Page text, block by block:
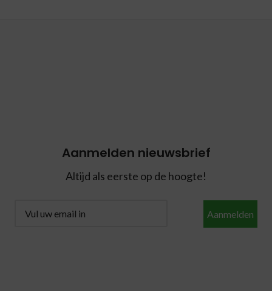
Aanmelden nieuwsbrief
Altijd als eerste op de hoogte!
Aanmelden